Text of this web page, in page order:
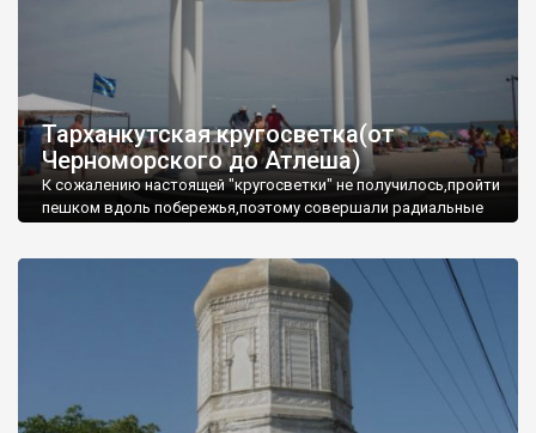
Тарханкутская кругосветка(от
Черноморского до Атлеша)
К сожалению настоящей "кругосветки" не получилось,пройти
пешком вдоль побережья,поэтому совершали радиальные